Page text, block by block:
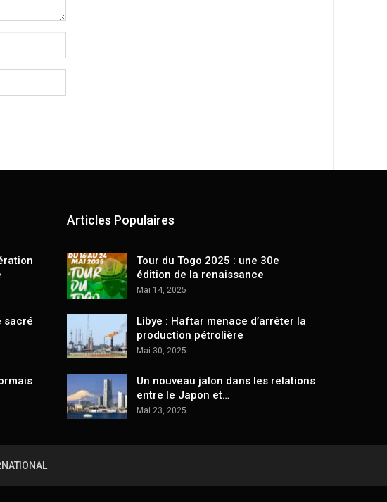
sacré
Articles Populaires
Tour du Togo 2025 : une 30e
édition de la renaissance
Mai 14, 2025
Libye : Haftar menace d’arrêter la
production pétrolière
Mai 30, 2025
Un nouveau jalon dans les relations
entre le Japon et…
Mai 23, 2025